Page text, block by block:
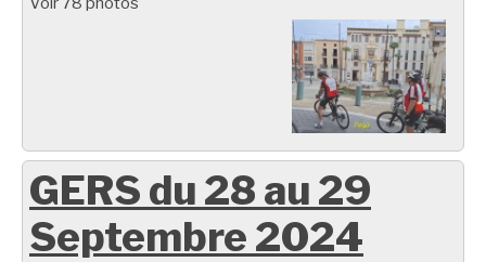
GERS du 28 au 29
Septembre 2024